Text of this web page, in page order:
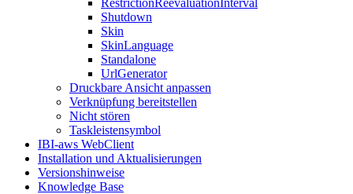
RestrictionReevaluationInterval
Shutdown
Skin
SkinLanguage
Standalone
UrlGenerator
Druckbare Ansicht anpassen
Verknüpfung bereitstellen
Nicht stören
Taskleistensymbol
IBI-aws WebClient
Installation und Aktualisierungen
Versionshinweise
Knowledge Base